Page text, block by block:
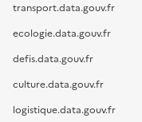
transport.data.gouv.fr
ecologie.data.gouv.fr
defis.data.gouv.fr
culture.data.gouv.fr
logistique.data.gouv.fr